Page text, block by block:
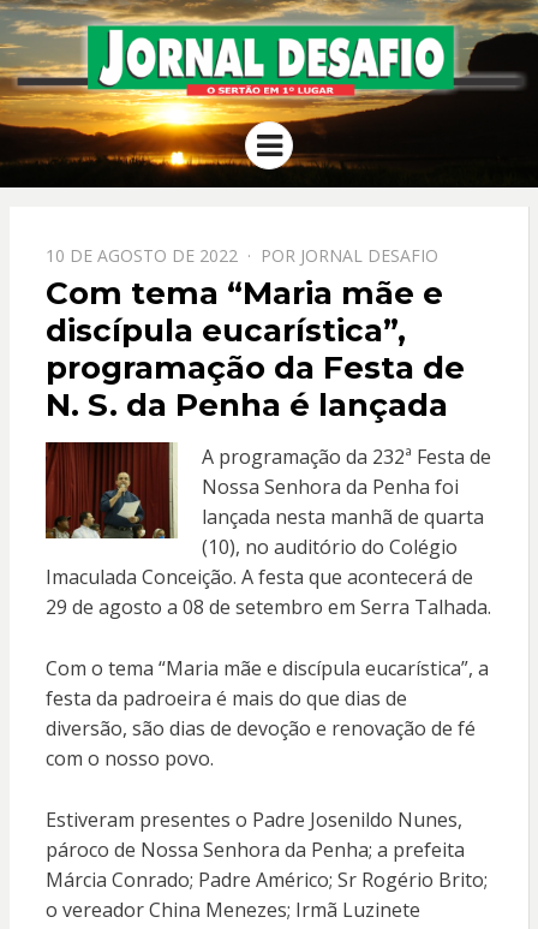
JORNAL
DESAFIO
O Sertão em 1º Lugar
Menu
PPOSTADO
EM
10 DE AGOSTO DE 2022 POR JORNAL DESAFIO
Com tema “Maria mãe e
discípula eucarística”,
programação da Festa de
N. S. da Penha é lançada
A programação da 232ª Festa de
Nossa Senhora da Penha foi
lançada nesta manhã de quarta
(10), no auditório do Colégio
Imaculada Conceição. A festa que acontecerá de
29 de agosto a 08 de setembro em Serra Talhada.
Com o tema “Maria mãe e discípula eucarística”, a
festa da padroeira é mais do que dias de
diversão, são dias de devoção e renovação de fé
com o nosso povo.
Estiveram presentes o Padre Josenildo Nunes,
pároco de Nossa Senhora da Penha; a prefeita
Márcia Conrado; Padre Américo; Sr Rogério Brito;
o vereador China Menezes; Irmã Luzinete